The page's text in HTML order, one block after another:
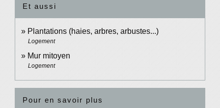
Et aussi
Plantations (haies, arbres, arbustes...)
Logement
Mur mitoyen
Logement
Pour en savoir plus